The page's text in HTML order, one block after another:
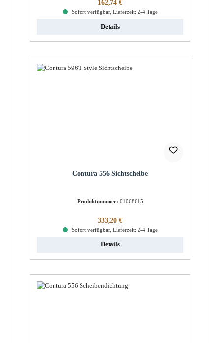
Regulärer Preis:
162,74 €
Sofort verfügbar, Lieferzeit: 2-4 Tage
Details
Contura 556 Sichtscheibe
Produktnummer: 01068615
Regulärer Preis:
333,20 €
Sofort verfügbar, Lieferzeit: 2-4 Tage
Details